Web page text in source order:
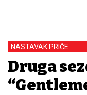
NASTAVAK PRIČE
Druga